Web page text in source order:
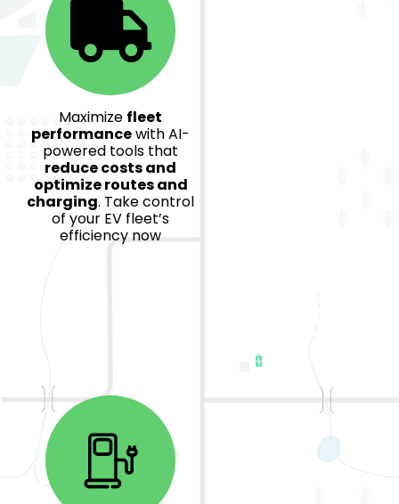
Maximize fleet
performancewith AI-
powered tools that
reduce costs and
optimize routes and
charging. Take control
of your EV fleet’s
efficiency now